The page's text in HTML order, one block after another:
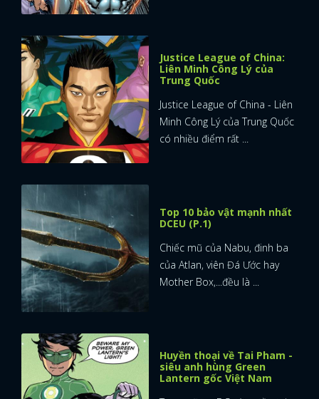
Justice League of China:
Liên Minh Công Lý của
Trung Quốc
Justice League of China - Liên
Minh Công Lý của Trung Quốc
có nhiều điểm rất ...
Top 10 bảo vật mạnh nhất
DCEU (P.1)
Chiếc mũ của Nabu, đinh ba
của Atlan, viên Đá Ước hay
Mother Box,...đều là ...
Huyền thoại về Tai Pham -
siêu anh hùng Green
Lantern gốc Việt Nam